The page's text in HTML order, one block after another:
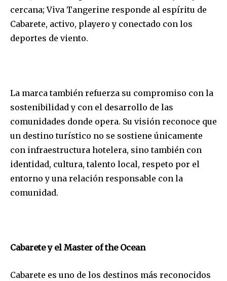
cercana; Viva Tangerine responde al espíritu de
Cabarete, activo, playero y conectado con los
deportes de viento.
La marca también refuerza su compromiso con la
sostenibilidad y con el desarrollo de las
comunidades donde opera. Su visión reconoce que
un destino turístico no se sostiene únicamente
con infraestructura hotelera, sino también con
identidad, cultura, talento local, respeto por el
entorno y una relación responsable con la
comunidad.
Cabarete y el Master of the Ocean
Cabarete es uno de los destinos más reconocidos